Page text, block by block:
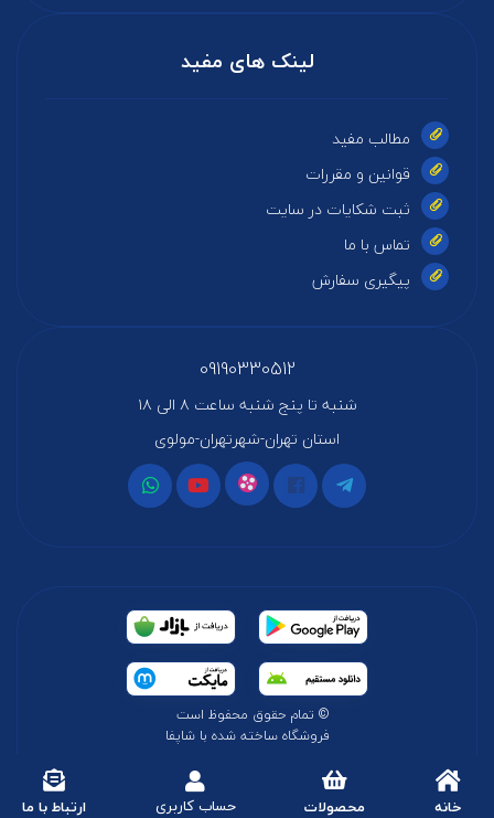
خانه محصولات حساب کاربری ارتباط با ما
لینک های مفید
مطالب مفید
قوانین و مقررات
ثبت شکایات در سایت
تماس با ما
پیگیری سفارش
09190330512
شنبه تا پنج شنبه ساعت ۸ الی ۱۸
استان تهران-شهرتهران-مولوی
© تمام حقوق محفوظ است
فروشگاه ساخته شده با شاپفا